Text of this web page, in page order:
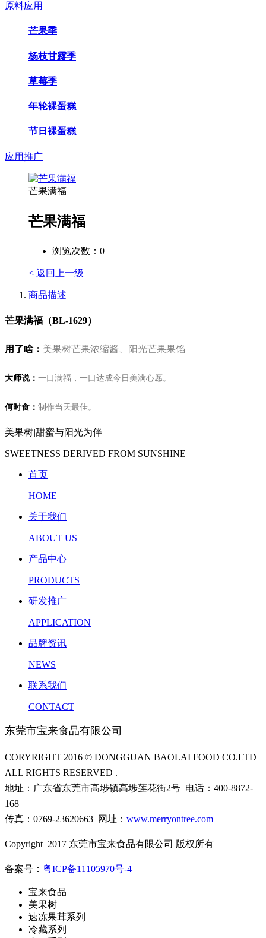
原料应用
芒果季
杨枝甘露季
草莓季
年轮裸蛋糕
节日裸蛋糕
应用推广
芒果满福
芒果满福
浏览次数： 0
< 返回上一级
商品描述
芒果满福（BL-1629）
用了啥： 美果树芒果浓缩酱、阳光芒果果馅
大师说： 一口满福，一口达成今日美满心愿。
何时食： 制作当天最佳。
美果树|甜蜜与阳光为伴
SWEETNESS DERIVED FROM SUNSHINE
首页
HOME
关于我们
ABOUT US
产品中心
PRODUCTS
研发推广
APPLICATION
品牌资讯
NEWS
联系我们
CONTACT
东莞市宝来食品有限公司
CORYRIGHT 2016 © DONGGUAN BAOLAI FOOD CO.LTD
ALL RIGHTS RESERVED .
地址：广东省东莞市高埗镇高埗莲花街2号 电话：400-8872-
168
传真：0769-23620663 网址： www.merryontree.com
Copyright 2017 东莞市宝来食品有限公司 版权所有
备案号： 粤ICP备11105970号-4
宝来食品
美果树
速冻果茸系列
冷藏系列